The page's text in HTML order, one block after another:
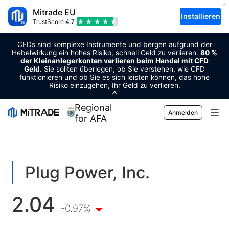
Mitrade EU
TrustScore 4.7
Installieren
CFDs sind komplexe Instrumente und bergen aufgrund der
Hebelwirkung ein hohes Risiko, schnell Geld zu verlieren. 80 %
der Kleinanlegerkonten verlieren beim Handel mit CFD
Geld. Sie sollten überlegen, ob Sie verstehen, wie CFD
funktionieren und ob Sie es sich leisten können, das hohe
Risiko einzugehen, Ihr Geld zu verlieren.
Regional Sponsor
for AFA
Anmelden
Forex
Rohstoffe
Kryptowährungen
Trading
Handelsplattform
Risikomanagement
Markt-Tools
Wirtschaftskalender
Bildung
Plug Power, Inc.
2.04 -0.97%